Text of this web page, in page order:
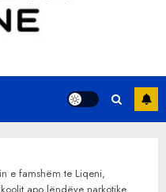
e famshëm te Liqeni,